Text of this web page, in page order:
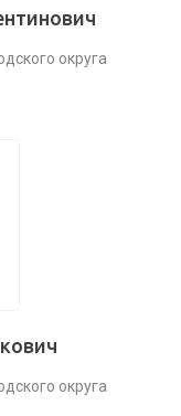
округа
округа